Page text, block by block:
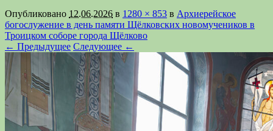
Опубликовано 12.06.2026 в 1280 × 853 в Архиерейское
богослужение в день памяти Щёлковских новомучеников в
Троицком соборе города Щёлково
← Предыдущее Следующее ←